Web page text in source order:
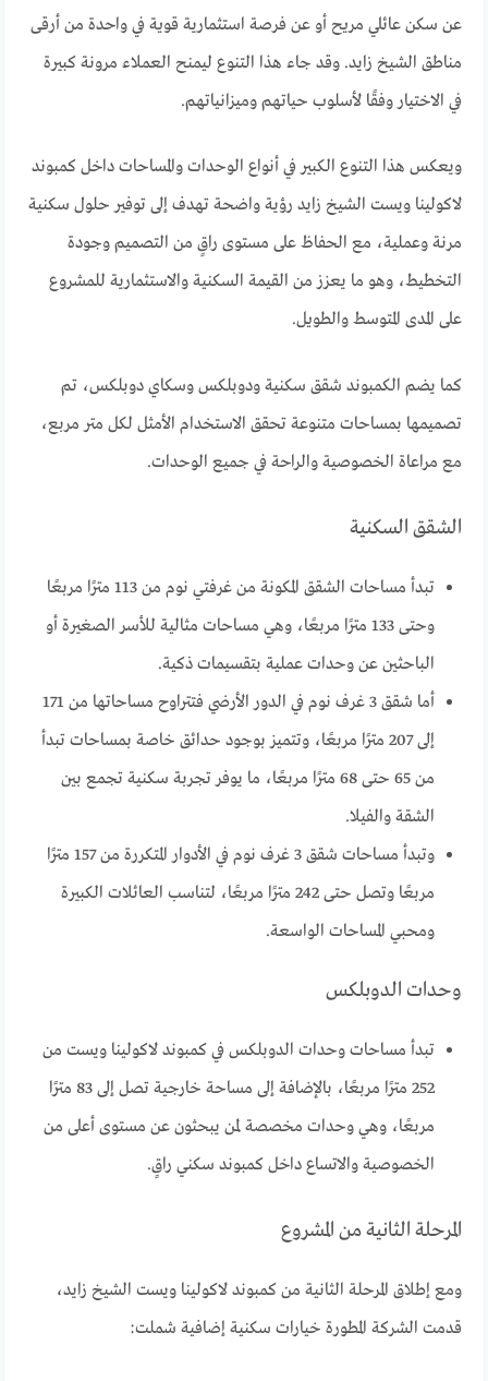
عن سكن عائلي مريح أو عن فرصة استثمارية قوية في واحدة من أرقى
مناطق الشيخ زايد. وقد جاء هذا التنوع ليمنح العملاء مرونة كبيرة
في الاختيار وفقًا لأسلوب حياتهم وميزانياتهم.
ويعكس هذا التنوع الكبير في أنواع الوحدات والمساحات داخل كمبوند
لاكولينا ويست الشيخ زايد رؤية واضحة تهدف إلى توفير حلول سكنية
مرنة وعملية، مع الحفاظ على مستوى راقٍ من التصميم وجودة
التخطيط، وهو ما يعزز من القيمة السكنية والاستثمارية للمشروع
على المدى المتوسط والطويل.
كما يضم الكمبوند شقق سكنية ودوبلكس وسكاي دوبلكس، تم
تصميمها بمساحات متنوعة تحقق الاستخدام الأمثل لكل متر مربع،
مع مراعاة الخصوصية والراحة في جميع الوحدات.
الشقق السكنية
تبدأ مساحات الشقق المكونة من غرفتي نوم من 113 مترًا مربعًا
وحتى 133 مترًا مربعًا، وهي مساحات مثالية للأسر الصغيرة أو
الباحثين عن وحدات عملية بتقسيمات ذكية.
أما شقق 3 غرف نوم في الدور الأرضي فتتراوح مساحاتها من 171
إلى 207 مترًا مربعًا، وتتميز بوجود حدائق خاصة بمساحات تبدأ
من 65 حتى 68 مترًا مربعًا، ما يوفر تجربة سكنية تجمع بين
الشقة والفيلا.
وتبدأ مساحات شقق 3 غرف نوم في الأدوار المتكررة من 157 مترًا
مربعًا وتصل حتى 242 مترًا مربعًا، لتناسب العائلات الكبيرة
ومحبي المساحات الواسعة.
وحدات الدوبلكس
تبدأ مساحات وحدات الدوبلكس في كمبوند لاكولينا ويست من
252 مترًا مربعًا، بالإضافة إلى مساحة خارجية تصل إلى 83 مترًا
مربعًا، وهي وحدات مخصصة لمن يبحثون عن مستوى أعلى من
الخصوصية والاتساع داخل كمبوند سكني راقٍ.
المرحلة الثانية من المشروع
ومع إطلاق المرحلة الثانية من كمبوند لاكولينا ويست الشيخ زايد،
قدمت الشركة المطورة خيارات سكنية إضافية شملت: